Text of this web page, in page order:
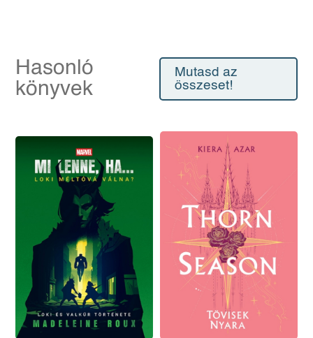
Hasonló
könyvek
Mutasd az
összeset!